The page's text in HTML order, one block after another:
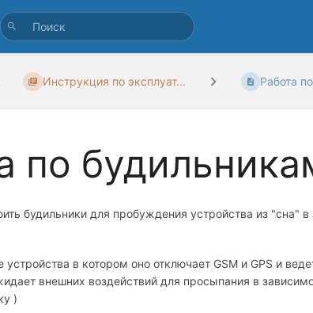
Инструкция по эксплуат... Работа
по
будильники для пробуждения устройства из "сна"
в котором оно отключает GSM и GPS и
внешних воздействий для просыпания в
)